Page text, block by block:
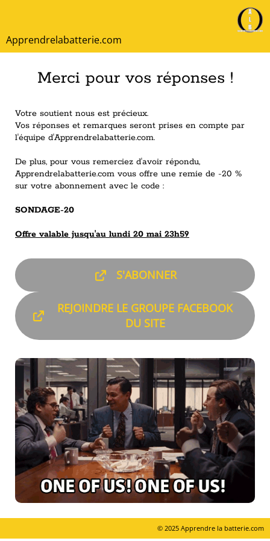
Apprendrelabatterie.com
Merci pour vos réponses !
Votre soutient nous est précieux.
Vos réponses et remarques seront prises en compte par
l'équipe d'Apprendrelabatterie.com.
De plus, pour vous remerciez d'avoir répondu,
Apprendrelabatterie.com vous offre une remie de -20 %
sur votre abonnement avec le code :
SONDAGE-20
Offre valable jusqu'au lundi 20 mai 23h59
S'ABONNER
REJOINDRE LE GROUPE FACEBOOK
DU SITE
© 2025 Apprendre la batterie.com